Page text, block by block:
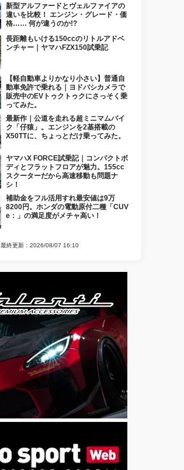
新型アルファードとヴェルファイアの
違いを比較！ エンジン・グレード・価
格…… 何が違うのか!?
長距離もいける150ccのリトルアドベ
ンチャー｜ヤマハFZX150試乗記
【軽自動車よりかなり小さい】普通自
動車免許で乗れる｜ヨドバシカメラで
販売中のEVトゥクトゥクにさっそく乗
ってみた。
最新作｜公道を走れる超ミニマムバイ
ク「仔猿」。エンジンを2基搭載の
X50TTに、ちょっとだけ乗ってみた。
ヤマハX FORCE試乗記｜コンパクトボ
ディとフラットフロアが魅力。155cc
スクーターだから高速移動も問題ナ
シ！
補助金をフル活用すれ最安値は9万
8200円。ホンダの電動原付二種「CUV
e：」の満足度がメチャ高い！
最終更新：2026/08/07 16:10